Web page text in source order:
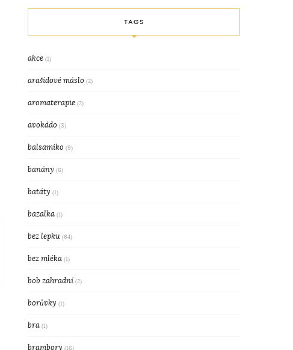
TAGS
akce (1)
arašídové máslo (2)
aromaterapie (2)
avokádo (3)
balsamiko (9)
banány (6)
batáty (1)
bazalka (1)
bez lepku (64)
bez mléka (1)
bob zahradní (2)
borůvky (1)
bra (1)
brambory (16)